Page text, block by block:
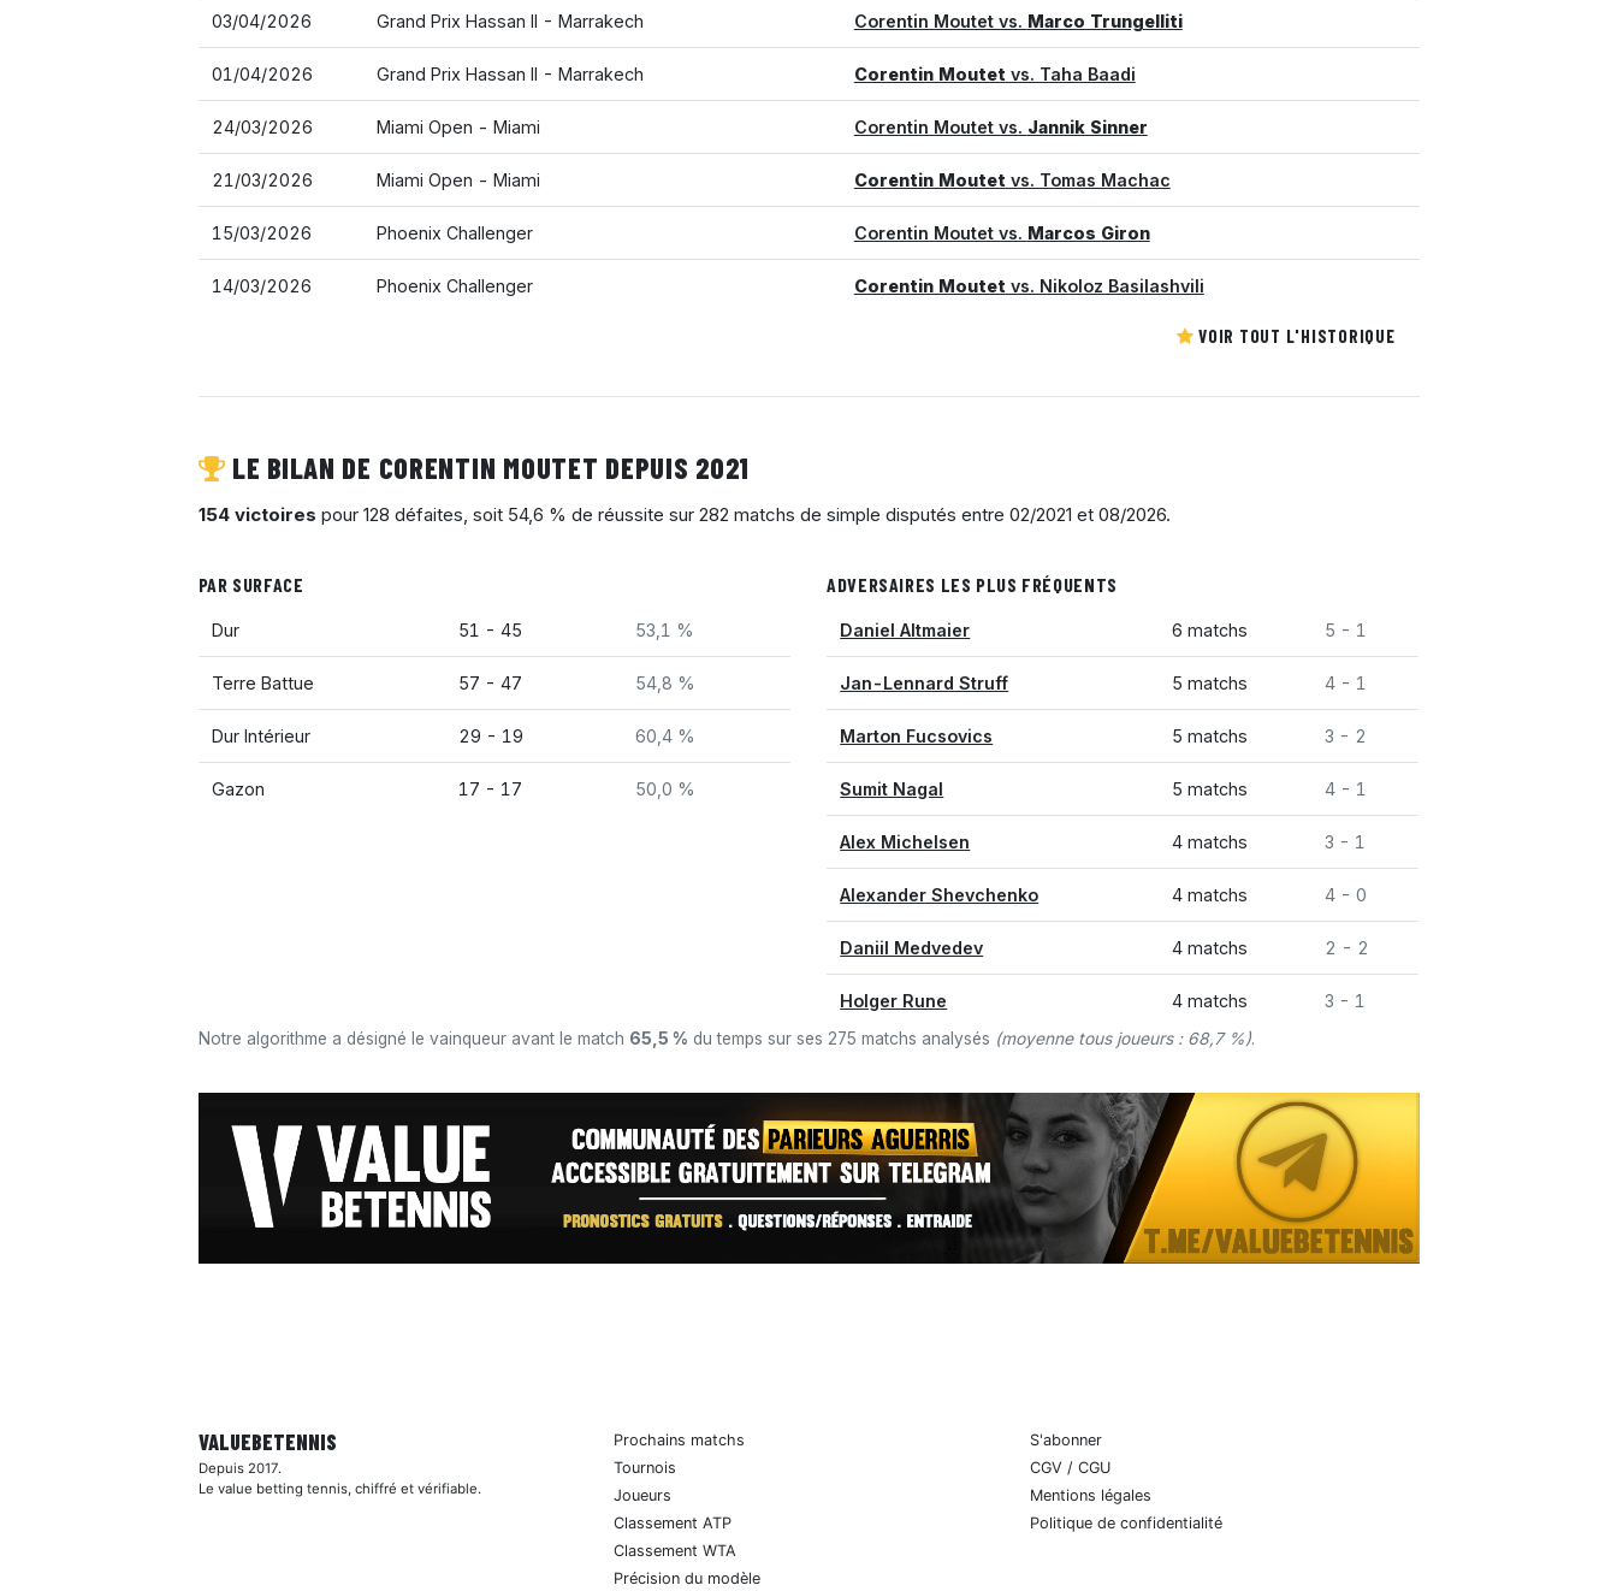
03/04/2026 Grand Prix Hassan II - Marrakech Corentin Moutet vs. Marco Trungelliti
01/04/2026 Grand Prix Hassan II - Marrakech Corentin Moutet vs. Taha Baadi
24/03/2026 Miami Open - Miami Corentin Moutet vs. Jannik Sinner
21/03/2026 Miami Open - Miami Corentin Moutet vs. Tomas Machac
15/03/2026 Phoenix Challenger Corentin Moutet vs. Marcos Giron
14/03/2026 Phoenix Challenger Corentin Moutet vs. Nikoloz Basilashvili
VOIR TOUT L'HISTORIQUE
LE BILAN DE CORENTIN MOUTET DEPUIS 2021
154 victoires pour 128 défaites, soit 54,6 % de réussite sur 282 matchs de simple disputés entre 02/2021 et 08/2026.
PAR SURFACE
Dur 51 - 45 53,1 %
Terre Battue 57 - 47 54,8 %
Dur Intérieur 29 - 19 60,4 %
Gazon 17 - 17 50,0 %
ADVERSAIRES LES PLUS FRÉQUENTS
Daniel Altmaier 6 matchs 5 - 1
Jan-Lennard Struff 5 matchs 4 - 1
Marton Fucsovics 5 matchs 3 - 2
Sumit Nagal 5 matchs 4 - 1
Alex Michelsen 4 matchs 3 - 1
Alexander Shevchenko 4 matchs 4 - 0
Daniil Medvedev 4 matchs 2 - 2
Holger Rune 4 matchs 3 - 1
Notre algorithme a désigné le vainqueur avant le match 65,5 % du temps sur ses 275 matchs analysés (moyenne tous joueurs : 68,7 %).
VALUEBETENNIS
Depuis 2017.
Le value betting tennis, chiffré et vérifiable.
Prochains matchs
Tournois
Joueurs
Classement ATP
Classement WTA
Précision du modèle
S'abonner
CGV / CGU
Mentions légales
Politique de confidentialité